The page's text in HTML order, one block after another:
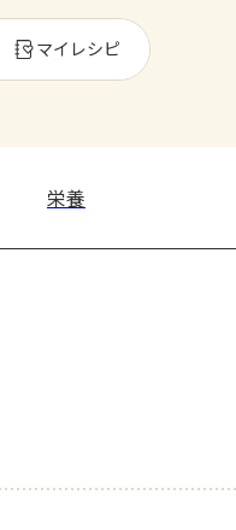
マイレシピ
栄養